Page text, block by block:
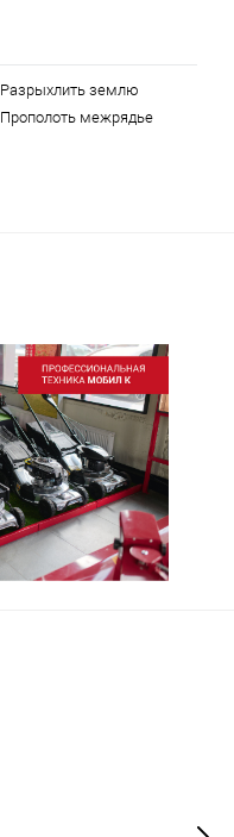
Разрыхлить землю
Прополоть межрядье